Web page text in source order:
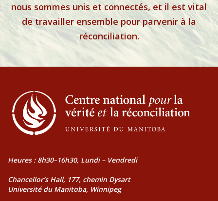
nous sommes unis et connectés, et il est vital
de travailler ensemble pour parvenir à la
réconciliation.
Heures : 8h30–16h30, Lundi – Vendredi
Chancellor’s Hall, 177, chemin Dysart
Université du Manitoba, Winnipeg